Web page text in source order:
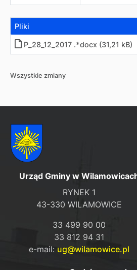
Pliki
P_28_12_2017 .*docx (31,21 kB)
Wszystkie zmiany
Urząd Gminy w
RYNEK 1
43-330 WILAMOWICE
33 499 90 00
33 812 94 31
e-mail: ug@wilamowice.pl